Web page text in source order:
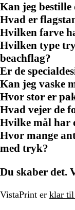
Kan jeg
Hvad er
Hvilken farve
Hvilken type
beachflag?
Er de
Kan jeg vaske
Hvor stor er
Hvad vejer de
Hvilke mål har
Hvor mange
med tryk?
Du skaber det.
VistaPrint er klar